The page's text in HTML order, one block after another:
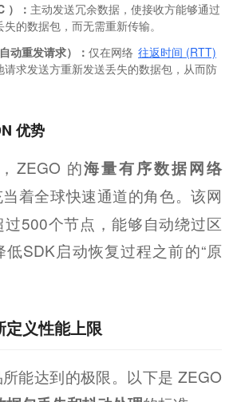
）： 主动发送冗余数据，使接收方能够通过
的数据包，而无需重新传输。
动重发请求）：仅在网络 往返时间 (RTT)
请求发送方重新发送丢失的数据包，从而防
优势
ZEGO 的海量有序数据网络
着全球快速通道的角色。该网
500个节点，能够自动绕过区
SDK启动恢复过程之前的“原
定义性能上限
能达到的极限。以下是 ZEGO